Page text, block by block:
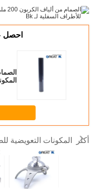
احصل
أكثر المكونات التعويضية